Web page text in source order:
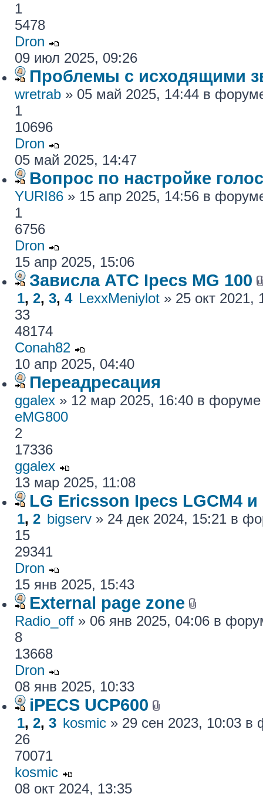
1
5478
Dron
09 июл 2025, 09:26
Проблемы с исходящими
wretrab » 05 май 2025, 14:44 в
1
10696
Dron
05 май 2025, 14:47
Вопрос по настройке
YURI86 » 15 апр 2025, 14:56 в
1
6756
Dron
15 апр 2025, 15:06
Зависла АТС Ipecs MG 100
1, 2, 3, 4 LexxMeniylot » 25 окт
33
48174
Conah82
10 апр 2025, 04:40
Переадресация
ggalex » 12 мар 2025, 16:40 в
eMG800
2
17336
ggalex
13 мар 2025, 11:08
LG Ericsson Ipecs LGCM4 и
1, 2 bigserv » 24 дек 2024, 15:21 в
15
29341
Dron
15 янв 2025, 15:43
External page zone
Radio_off » 06 янв 2025, 04:06 в
8
13668
Dron
08 янв 2025, 10:33
iPECS UCP600
1, 2, 3 kosmic » 29 сен 2023, 10:03
26
70071
kosmic
08 окт 2024, 13:35